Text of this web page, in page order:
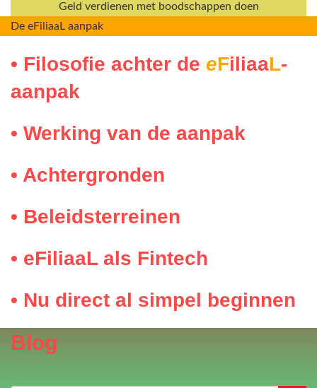
Geld verdienen met boodschappen doen
De eFiliaaL aanpak
• Filosofie achter de eFiliaaL-
aanpak
• Werking van de aanpak
• Achtergronden
• Beleidsterreinen
• eFiliaaL als Fintech
• Nu direct al simpel beginnen
Blog